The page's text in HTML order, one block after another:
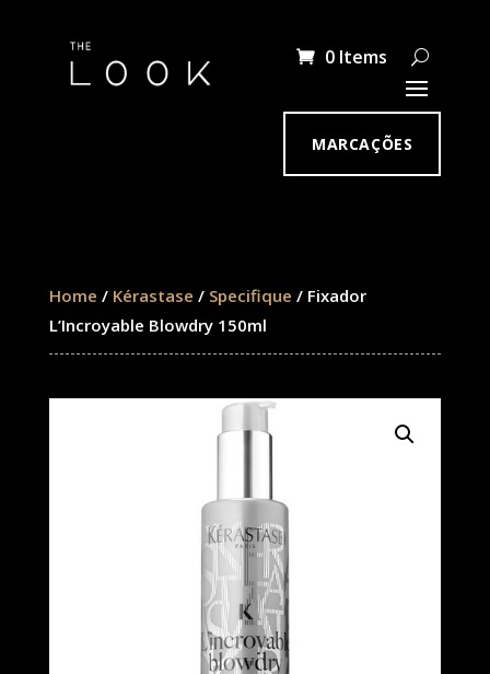
0 Items
MARCAÇÕES
Home / Kérastase / Specifique / Fixador
L’Incroyable Blowdry 150ml